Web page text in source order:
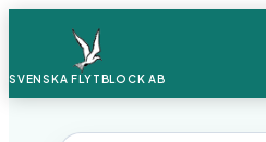
SVENSKA FLYTBLOCK AB